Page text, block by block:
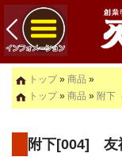
トップ» 商品 »
トップ» 商品 » 附下
附下[004] 友